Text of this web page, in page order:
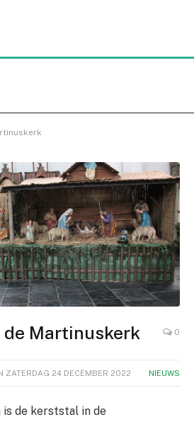
Martinuskerk 0
ZATERDAG 24 DECEMBER 2022 NIEUWS
de kerststal in de